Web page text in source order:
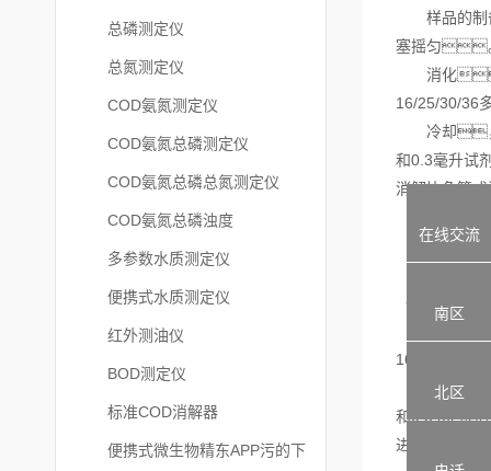
总磷测定仪
总氮测定仪
COD氨氮测定仪
COD氨氮总磷测定仪
COD氨氮总磷总氮测定仪
COD氨氮总磷浊度
多参数水质测定仪
便携式水质测定仪
红外测油仪
BOD测定仪
标准COD消解器
便携式微生物精东APP污的下
样品的制备
塞摇匀
消化
16/25/30/
冷却，
和0.3毫升
消解比色管
将5.0 ml
（ⅰ）
16/25/30/36
冷却后
和0.3 ml 试
进入消化比
在线交流
南区
北区